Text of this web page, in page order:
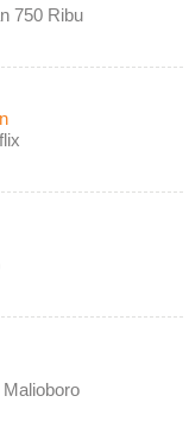
750 Ribu